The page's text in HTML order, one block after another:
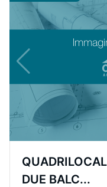
DUE BALC...